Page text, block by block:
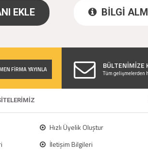
EKLE BİLGİ
FİRMA YAYINLA BÜLTENİMİZE
Tüm gelişmelerden
Hızlı Üyelik Oluştur
İletişim Bilgileri